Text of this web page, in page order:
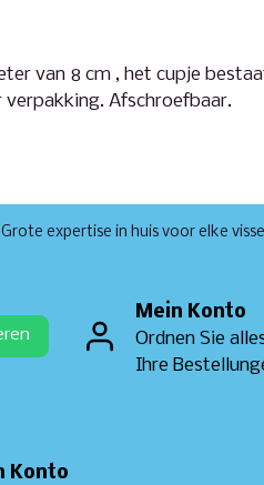
van 8 cm , het cupje
Afschroefbaar.
Grote expertise in huis voor elke
Mein Konto
Ordnen Sie
Ihre
Konto